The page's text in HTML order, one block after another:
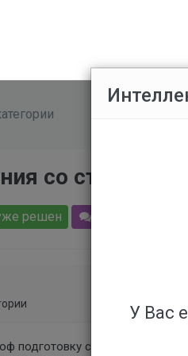
со стороны
решен
подготовку сроком на 3
У Вас